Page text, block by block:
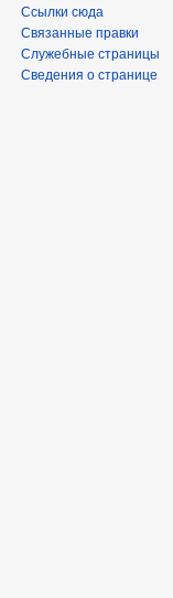
Ссылки сюда
Связанные правки
Служебные страницы
Сведения о странице